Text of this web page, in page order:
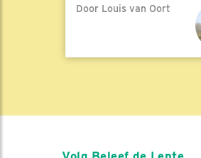
Door Louis van Oort